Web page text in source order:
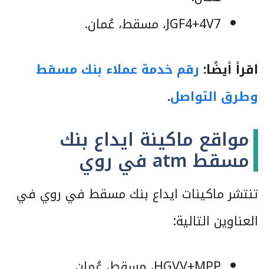
JGF4+4V7، مسقط، عُمان.
اقرأ أيضًا: رقم خدمة عملاء بنك مسقط
وطرق التواصل.
مواقع ماكينة ايداع بنك
مسقط atm في روي
تنتشر ماكينات ايداع بنك مسقط في روي في
العناوين التالية: